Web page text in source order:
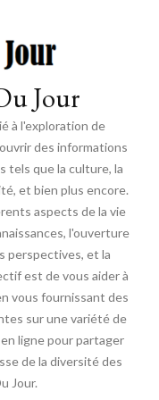
Jour
à l'exploration de
des informations
tels que la culture, la
et bien plus encore.
aspects de la vie
l'ouverture
perspectives, et la
est de vous aider à
vous fournissant des
sur une variété de
ligne pour partager
de la diversité des
Jour.